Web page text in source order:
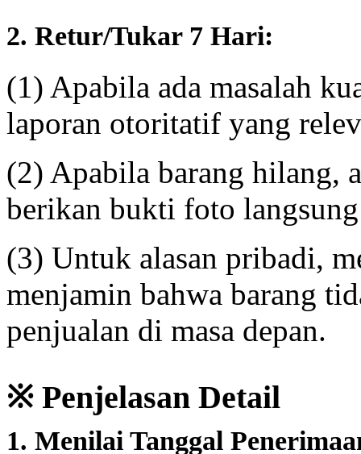
2. Retur/Tukar 7 Hari:
(1) Apabila ada masalah
laporan otoritatif yang
(2) Apabila barang hilang,
berikan bukti foto
(3) Untuk alasan pribadi,
menjamin bahwa barang
penjualan di masa depan.
※ Penjelasan Detail
1. Menilai Tanggal